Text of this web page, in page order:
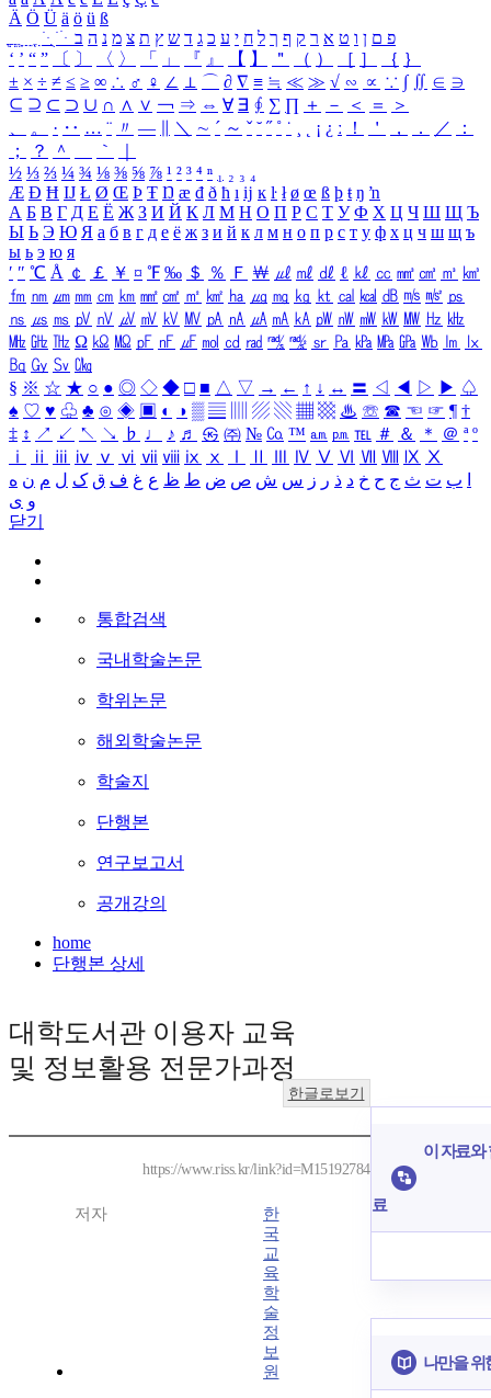
Ä Ö Ü ä ö ü ß
ִֶֹ ֻּ ׁׂ פ ם ן ו ט א ר ק ף ך ל ח י ע כ ג ד ש ץ ת צ מ נ ה ב
‘ ’ “ ” 〔 〕 〈 〉 「 」 『 』 【 】 ＂ （ ） ［ ］ ｛ ｝
± × ÷ ≠ ≤ ≥ ∞ ∴ ♂ ♀ ∠ ⊥ ⌒ ∂ ∇ ≡ ≒ ≪ ≫ √ ∽ ∝ ∵ ∫ ∬ ∈ ∋
⊆ ⊇ ⊂ ⊃ ∪ ∩ ∧ ∨ ￢ ⇒ ⇔ ∀ ∃ ∮ ∑ ∏ ＋ － ＜ ＝
＞
、
。 · ‥ … ¨ 〃 ― ＼ ∼ ´ ～ ˇ ˘ ˝ ˚ ˙ ¸ ¡ ¿ ː ！ ＇ ， ． ／
：
；
？ ＾ ｀
½ ⅓ ⅔ ¼ ¾ ⅛ ⅜ ⅝ ⅞ ¹ ² ³ ⁴ ⁿ ₁ ₂ ₃ ₄
Æ Ð Ħ Ĳ Ł Ø Œ Þ Ŧ Ŋ æ đ ð ħ ı ĳ ĸ ŀ ł ø œ ß þ ŧ ŋ ŉ
А Б В Г Д Е Ё Ж З И Й К Л М Н О П Р С Т У Ф Х Ц Ч Ш Щ Ъ
Ы Ь Э Ю Я а б в г д е ё ж з и й к л м н о п р с т у ф х ц ч ш щ ъ
ы ь э ю я
′ ″ ℃ Å ￠ ￡ ￥ ¤ ℉ ‰ ＄ ％ Ｆ ￦ ㎕ ㎖ ㎗ ℓ ㎘ ㏄ ㎣ ㎤ ㎥ ㎦
㎙ ㎚ ㎛ ㎜ ㎝ ㎞ ㎟ ㎠ ㎡ ㎢ ㏊ ㎍ ㎎ ㎏ ㏏ ㎈ ㎉ ㏈ ㎧ ㎨ ㎰
㎱ ㎲ ㎳ ㎴ ㎵ ㎶ ㎷ ㎸ ㎹ ㎀ ㎁ ㎂ ㎃ ㎄ ㎺ ㎻ ㎽ ㎾ ㎿ ㎐ ㎑
㎒ ㎓ ㎔ Ω ㏀ ㏁ ㎊ ㎋ ㎌ ㏖ ㏅ ㎭ ㎮ ㎯ ㏛ ㎩ ㎪ ㎫ ㎬ ㏝ ㏐
㏓
㏃ ㏉ ㏜ ㏆
§ ※ ☆ ★ ○ ● ◎ ◇ ◆ □ ■ △ ▽ → ← ↑ ↓ ↔ 〓 ◁ ◀ ▷ ▶ ♤
♠ ♡ ♥ ♧ ♣ ⊙ ◈ ▣ ◐ ◑ ▒ ▤ ▨ ▧ ▦ ▩ ♨ ☏ ☎ ☜ ☞ ¶ †
‡ ↕ ↗ ↙ ↖ ↘ ♭ ♩ ♪ ♬ ㉿ ㈜ № ㏇ ™ ㏂ ㏘ ℡ ＃ ＆ ＊ ＠ ª º
ⅰ
ⅱ ⅲ ⅳ ⅴ ⅵ ⅶ ⅷ ⅸ ⅹ Ⅳ Ⅴ Ⅵ Ⅶ Ⅷ Ⅸ Ⅹ
ب ت ث ج ح خ د ذ ر ز س ش ص ض ط ظ ع غ ف ق ک ل م ن ه
و ی
닫기
통합검색
국내학술논문
학위논문
해외학술논문
학술지
단행본
연구보고서
공개강의
home
단행본 상세
대학도서관 이용자 교육
및 정보활용 전문가과정
한글로보기
https://www.riss.kr/link?id=M15192784
저자
한
국
교
육
학
술
정
보
원
이 자료와
료
나만을 위